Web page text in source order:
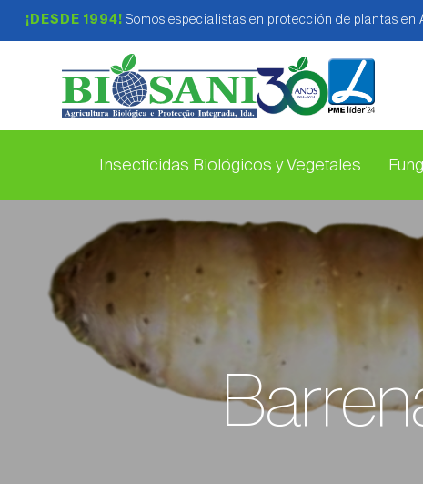
¡DESDE 1994! Somos especialistas en protección de plantas
Insecticidas Biológicos y Vegetales